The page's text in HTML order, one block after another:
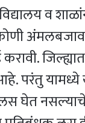
व
परंतु यामध्ये
घेत